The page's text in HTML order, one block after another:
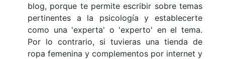
blog, porque te permite escribir sobre temas
pertinentes a la psicología y establecerte
como una 'experta' o 'experto' en el tema.
Por lo contrario, si tuvieras una tienda de
ropa femenina y complementos por internet y